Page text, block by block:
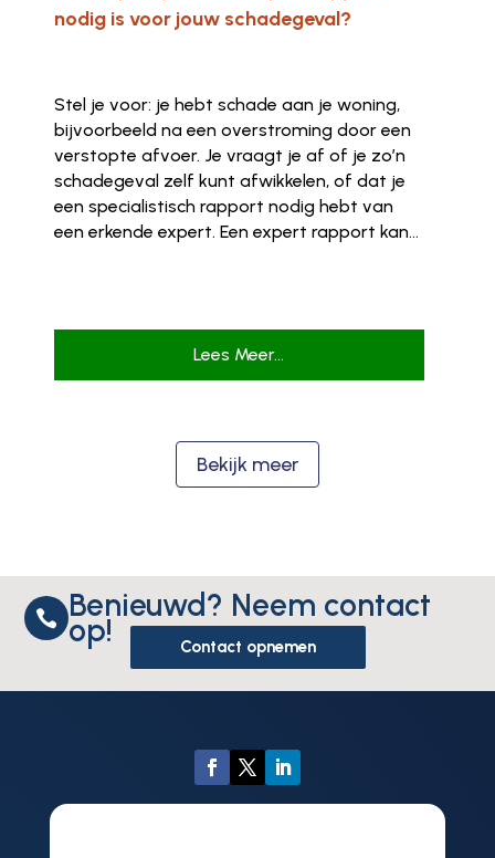
nodig is voor jouw schadegeval?
Stel je voor: je hebt schade aan je woning,
bijvoorbeeld na een overstroming door een
verstopte afvoer. Je vraagt je af of je zo’n
schadegeval zelf kunt afwikkelen, of dat je
een specialistisch rapport nodig hebt van
een erkende expert. Een expert rapport kan...
Lees Meer...
Bekijk meer
 Benieuwd? Neem contact
op! Contact opnemen